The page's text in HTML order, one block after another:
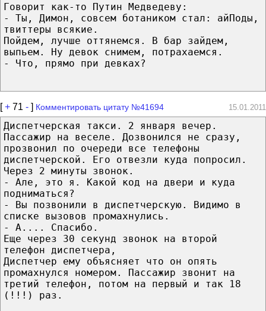
Говорит как-то Путин Медведеву:
- Ты, Димон, совсем ботаником стал: айПоды,
твиттеры всякие.
Пойдем, лучше оттянемся. В бар зайдем,
выпьем. Ну девок снимем, потрахаемся.
- Что, прямо при девках?
[+ 71 - ] Комментировать цитату №41694 15.01.2011
Диспетчерская такси. 2 января вечер.
Пассажир на веселе. Дозвонился не сразу,
прозвонил по очереди все телефоны
диспетчерской. Его отвезли куда попросил.
Через 2 минуты звонок.
- Але, это я. Какой код на двери и куда
подниматься?
- Вы позвонили в диспетчерскую. Видимо в
списке вызовов промахнулись.
- А.... Спасибо.
Еще через 30 секунд звонок на второй
телефон диспетчера,
Диспетчер ему объясняет что он опять
промахнулся номером. Пассажир звонит на
третий телефон, потом на первый и так 18
(!!!) раз.